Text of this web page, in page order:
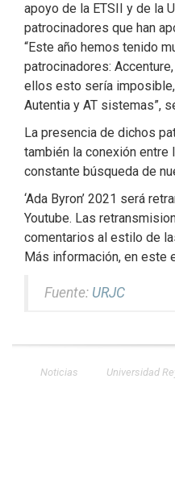
apoyo de la ETSII y de la
patrocinadores que han
“Este año hemos tenido
patrocinadores:
ellos esto sería
Autentia y AT sistemas”,
La presencia de dichos
también la conexión
constante búsqueda de
‘Ada Byron’ 2021 será
Youtube. Las
comentarios al estilo de
Más información, en este
Fuente: URJC
Noticias Universidad